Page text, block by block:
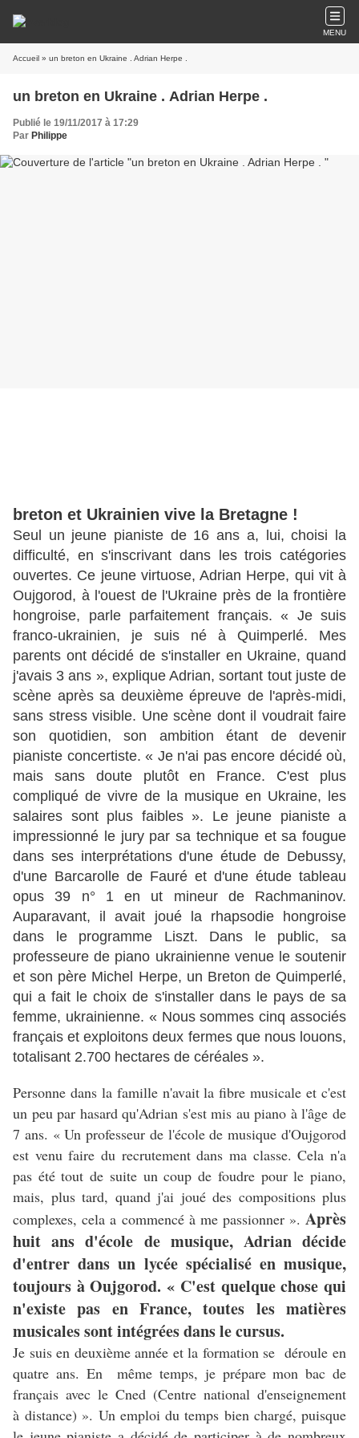
MENU
Accueil » un breton en Ukraine . Adrian Herpe .
un breton en Ukraine . Adrian Herpe .
Publié le 19/11/2017 à 17:29
Par Philippe
breton et Ukrainien vive la Bretagne !
Seul un jeune pianiste de 16 ans a, lui, choisi la
difficulté, en s'inscrivant dans les trois catégories
ouvertes. Ce jeune virtuose, Adrian Herpe, qui vit à
Oujgorod, à l'ouest de l'Ukraine près de la frontière
hongroise, parle parfaitement français. « Je suis
franco-ukrainien, je suis né à Quimperlé. Mes
parents ont décidé de s'installer en Ukraine, quand
j'avais 3 ans », explique Adrian, sortant tout juste de
scène après sa deuxième épreuve de l'après-midi,
sans stress visible. Une scène dont il voudrait faire
son quotidien, son ambition étant de devenir
pianiste concertiste. « Je n'ai pas encore décidé où,
mais sans doute plutôt en France. C'est plus
compliqué de vivre de la musique en Ukraine, les
salaires sont plus faibles ». Le jeune pianiste a
impressionné le jury par sa technique et sa fougue
dans ses interprétations d'une étude de Debussy,
d'une Barcarolle de Fauré et d'une étude tableau
opus 39 n° 1 en ut mineur de Rachmaninov.
Auparavant, il avait joué la rhapsodie hongroise
dans le programme Liszt. Dans le public, sa
professeure de piano ukrainienne venue le soutenir
et son père Michel Herpe, un Breton de Quimperlé,
qui a fait le choix de s'installer dans le pays de sa
femme, ukrainienne. « Nous sommes cinq associés
français et exploitons deux fermes que nous louons,
totalisant 2.700 hectares de céréales ».
Personne dans la famille n'avait la fibre musicale et c'est
un peu par hasard qu'Adrian s'est mis au piano à l'âge de
7 ans. « Un professeur de l'école de musique d'Oujgorod
est venu faire du recrutement dans ma classe. Cela n'a
pas été tout de suite un coup de foudre pour le piano,
mais, plus tard, quand j'ai joué des compositions plus
complexes, cela a commencé à me passionner ». Après
huit ans d'école de musique, Adrian décide
d'entrer dans un lycée spécialisé en musique,
toujours à Oujgorod. « C'est quelque chose qui
n'existe pas en France, toutes les matières
musicales sont intégrées dans le cursus.
Je suis en deuxième année et la formation se déroule en
quatre ans. En même temps, je prépare mon bac de
français avec le Cned (Centre national d'enseignement
à distance) ». Un emploi du temps bien chargé, puisque